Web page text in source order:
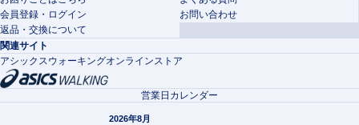
会員登録・ログイン
お問い合わせ
返品・交換について
関連サイト
アシックスウォーキングオンラインストア
営業日カレンダー
2026年8月